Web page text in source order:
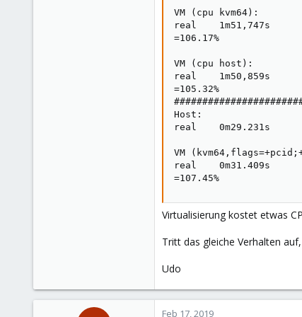
VM (cpu kvm64):
real    1m51,747s
=106.17%
VM (cpu host):
real    1m50,859s
=105.32%
Host:
real    0m29.231s
VM
real    0m31.409s
=107.45%
Virtualisierung kostet etwas
Tritt das gleiche Verhalten
Udo
Feb 17, 2019